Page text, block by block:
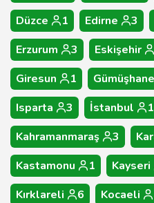
Düzce
1 Edirne 3
Erzurum
3 Eskişehir
Giresun
1 Gümüşhane
Isparta
3 İstanbul
Kahramanmaraş
3
Kastamonu
1 Kayseri
Kırklareli
6 Kocaeli